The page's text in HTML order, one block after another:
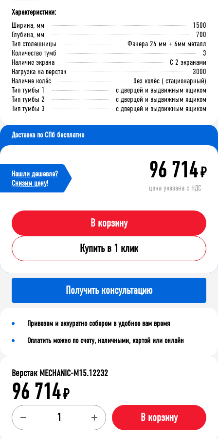
Характеристики:
Ширина, мм
1500
Глубина, мм
700
Тип столешницы
Фанера 24 мм + 6мм металл
Количество тумб
3
Наличие экрана
С 2 экранами
Нагрузка на верстак
3000
Наличие колёс
без колёс ( стационарный)
Тип тумбы 1
с дверцей и выдвижным ящиком
Тип тумбы 2
с дверцей и выдвижным ящиком
Тип тумбы 3
с дверцей и выдвижным ящиком
Доставка по СПб бесплатно
Нашли дешевле?
Cнизим цену!
96 714₽
цена указана с НДС
В корзину
Купить в 1 клик
Получить консультацию
Привезем и аккуратно соберем в удобное вам время
Оплатить можно по счету, наличными, картой или онлайн
Верстак MECHANIC-М15.122Э2
96 714₽
В корзину